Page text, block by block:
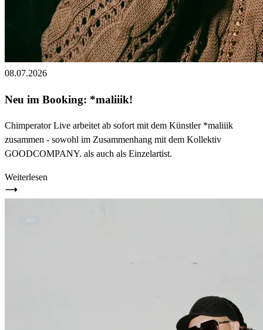
08.07.2026
Neu im Booking: *maliiik!
Chimperator Live arbeitet ab sofort mit dem Künstler *maliiik
zusammen - sowohl im Zusammenhang mit dem Kollektiv
GOODCOMPANY. als auch als Einzelartist.
Weiterlesen